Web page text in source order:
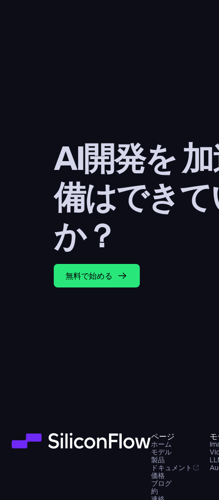
AI開発を
備はでき
か？
無料で始める
ページ
ホーム
モデル
製品
ドキュメント
価格
ブログ
約